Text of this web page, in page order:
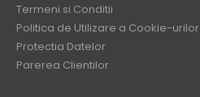
Termeni si Conditii
Politica de Utilizare a Cookie-urilor
Protectia Datelor
Parerea Clientilor